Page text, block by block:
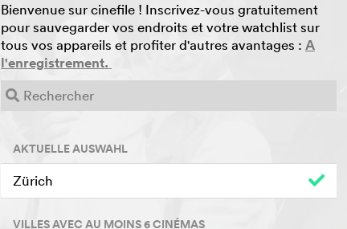
Bienvenue sur cinefile ! Inscrivez-vous gratuitement
pour sauvegarder vos endroits et votre watchlist sur
tous vos appareils et profiter d'autres avantages : A
l'enregistrement.
AKTUELLE AUSWAHL
Zürich
VILLES AVEC AU MOINS 6 CINÉMAS